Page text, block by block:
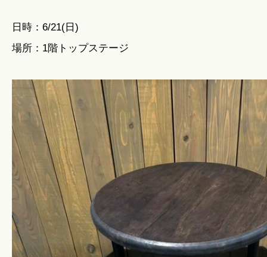
日時：6/21(日)
場所：1階トップステージ